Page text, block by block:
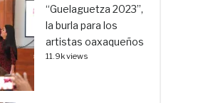
“Guelaguetza 2023”,
la burla para los
artistas oaxaqueños
11.9k views